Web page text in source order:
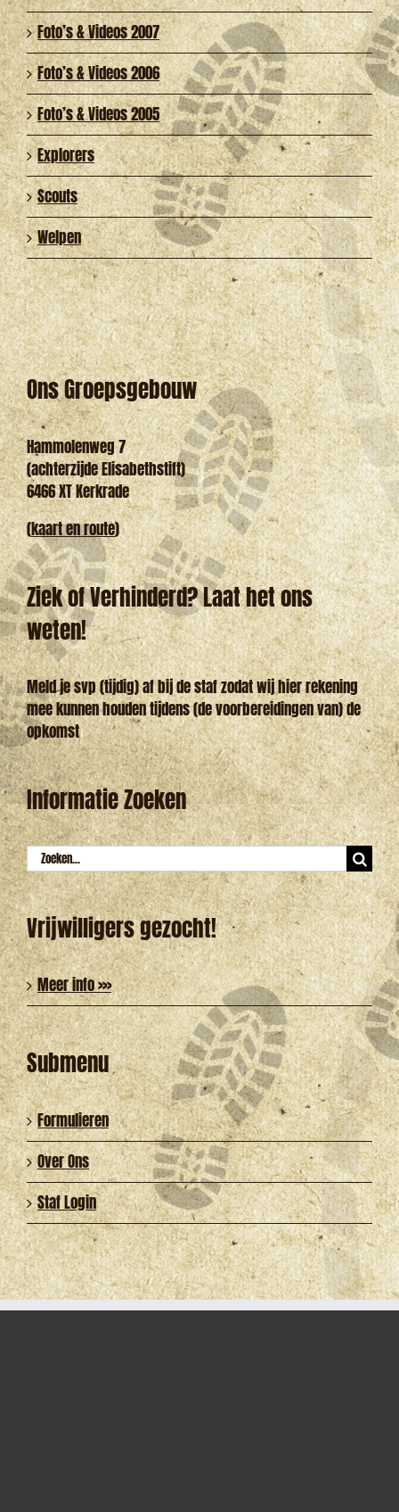
Ons Groepsgebouw
Hammolenweg 7
(achterzijde Elisabethstift)
6466 XT Kerkrade
(kaart en route)
Ziek of Verhinderd? Laat het ons
weten!
Meld je svp (tijdig) af bij de staf zodat wij hier rekening
mee kunnen houden tijdens (de voorbereidingen van) de
opkomst
Informatie Zoeken
Zoeken
naar:
Vrijwilligers gezocht!
Meer info >>>
Submenu
Formulieren
Over Ons
Staf Login
Foto’s & Videos 2007
Foto’s & Videos 2006
Foto’s & Videos 2005
Explorers
Scouts
Welpen